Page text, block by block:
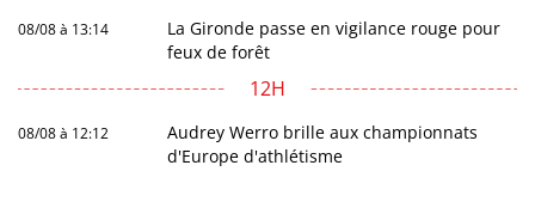
08/08 à 13:14
La Gironde passe en vigilance rouge pour
feux de forêt
12H
08/08 à 12:12
Audrey Werro brille aux championnats
d'Europe d'athlétisme